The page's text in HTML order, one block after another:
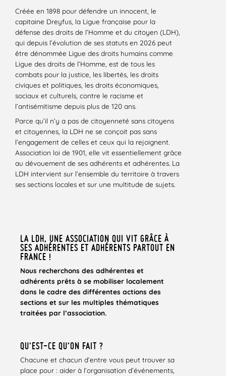
Créée en 1898 pour défendre un innocent, le
capitaine Dreyfus, la Ligue française pour la
défense des droits de l’Homme et du citoyen (LDH),
qui depuis l’évolution de ses statuts en 2026 peut
être dénommée Ligue des droits humains comme
Ligue des droits de l’Homme, est de tous les
combats pour la justice, les libertés, les droits
civiques et politiques, les droits économiques,
sociaux et culturels, contre le racisme et
l’antisémitisme depuis plus de 120 ans.
Parce qu’il n’y a pas de citoyenneté sans citoyens
et citoyennes, la LDH ne se conçoit pas sans
l’engagement de celles et ceux qui la rejoignent.
Association loi de 1901, elle vit essentiellement grâce
au dévouement de ses adhérents et adhérentes. La
LDH intervient sur l’ensemble du territoire à travers
ses sections locales et sur une multitude de sujets.
LA LDH, UNE ASSOCIATION QUI VIT GRÂCE À
SES ADHÉRENTES ET ADHÉRENTS PARTOUT EN
FRANCE !
Nous recherchons des adhérentes et
adhérents prêts à se mobiliser localement
dans le cadre des différentes actions des
sections et sur les multiples thématiques
traitées par l’association.
QU’EST-CE QU’ON FAIT ?
Chacune et chacun d’entre vous peut trouver sa
place pour : aider à l’organisation d’événements,